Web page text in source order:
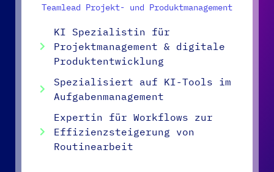
Teamlead Projekt- und Produktmanagement
KI Spezialistin für
Projektmanagement & digitale
Produktentwicklung
Spezialisiert auf KI-Tools im
Aufgabenmanagement
Expertin für Workflows zur
Effizienzsteigerung von
Routinearbeit